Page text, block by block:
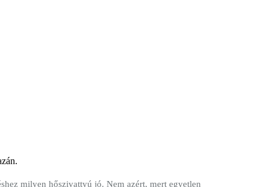
milyen hőszivattyú jó. Nem azért, mert egyetlen